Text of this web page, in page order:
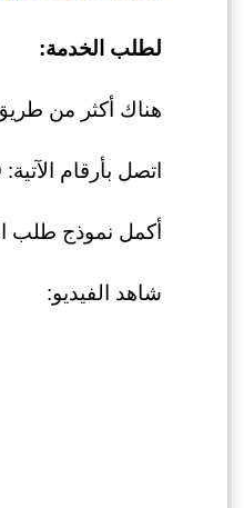
لطلب الخدمة:
هناك أكثر من
اتصل بأرقام الآتية: 01287223589 – 01022722283
أكمل نموذج طلب
شاهد الفيديو: